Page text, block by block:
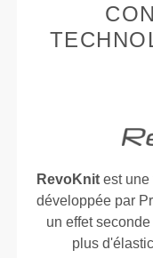
RevoKnitest une
développée par
un effet
plus